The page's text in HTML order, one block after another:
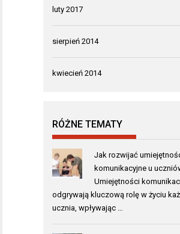
luty 2017
sierpień 2014
kwiecień 2014
RÓŻNE TEMATY
Jak rozwijać
komunikacyjne u
Umiejętności
odgrywają kluczową rolę w życiu
ucznia, wpływając …